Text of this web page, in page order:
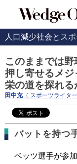
人口減少社会とス
このままでは
押し寄せるメ
栄の道を探れる
田中充（ スポーツライタ
バットを持つ
ベッツ選手が参